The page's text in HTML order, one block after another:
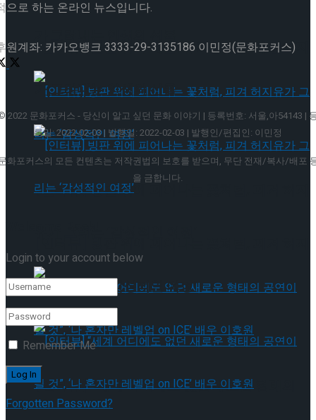
[인터뷰] 빙판 위에 피어나는 꽃처럼, 피겨 허지
[인터뷰] “세계 어디에도 없던 새로운 형태의
[인터뷰] 은반 위의 예술가, 피겨 안무가 신예지
가 그려내는 인생의 선율
유가 그리는 ‘감성적인 여정’
으로 하는 온라인 뉴스입니다.
원계좌: 카카오뱅크 3333-29-3135186 이민정(문화포커스)
2022 문화포커스 - 당신이 알고 싶던 문화 이야기 | 등록번호: 서울,아54143 |
록일: 2022-02-03 | 발행일: 2022-02-03 | 발행인/편집인: 이민정
화포커스의 모든 컨텐츠는 저작권법의 보호를 받으며, 무단 전재/복사/배포
을 금합니다.
Login to your account below
Remember Me
Forgotten Password?